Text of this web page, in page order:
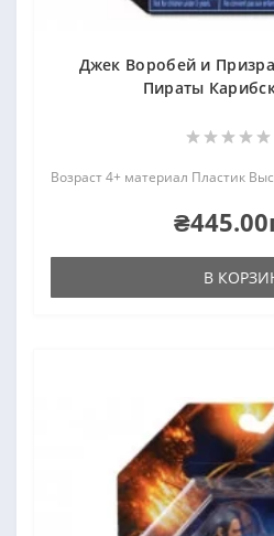
Джек Воробей и
Пираты
Возраст 4+ материал Пластик
В